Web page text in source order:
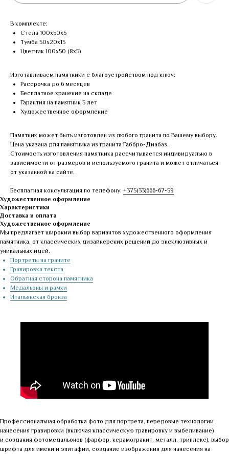
В комплекте:
Стела 100х50х5
Тумба 50х20х15
Цветник 100х50 (8х5)
Изготавливаем памятники с благоустройством под ключ:
Рассрочка до 6 месяцев
Бесплатное хранение на складе
Гарантия на памятник 5 лет
Художественное оформление
Памятник может быть изготовлен из любого гранита по Вашему выбору.
Цена указана для памятника из гранита Габбро-Диабаз.
Стоимость изготовления памятника рассчитывается индивидуально в
зависимости от размеров и используемого гранита и может отличаться
от указанной на сайте.
Бесплатная консультация по телефону: +375(33)666-67-59
Художественное оформление
Характеристики
Доставка и оплата
Художественное оформление
Мы предлагает широкий выбор вариантов художественного оформления
памятника, от классических дизайнерских решений до эксклюзивных и
уникальных идей.
Портреты на граните
Гравировка текста
Обратная сторона памятника
Медальоны и рамки
Итальянская бронза
Профессиональная обработка фото для портрета, передовые технологии
нанесения гравировки (включая классическую гравировку и выбеливание)
и создания фотомедальонов (фарфор, керамогранит, металл, триплекс), выбор
шрифта для имени и эпитафии, создание изображения для нанесения на